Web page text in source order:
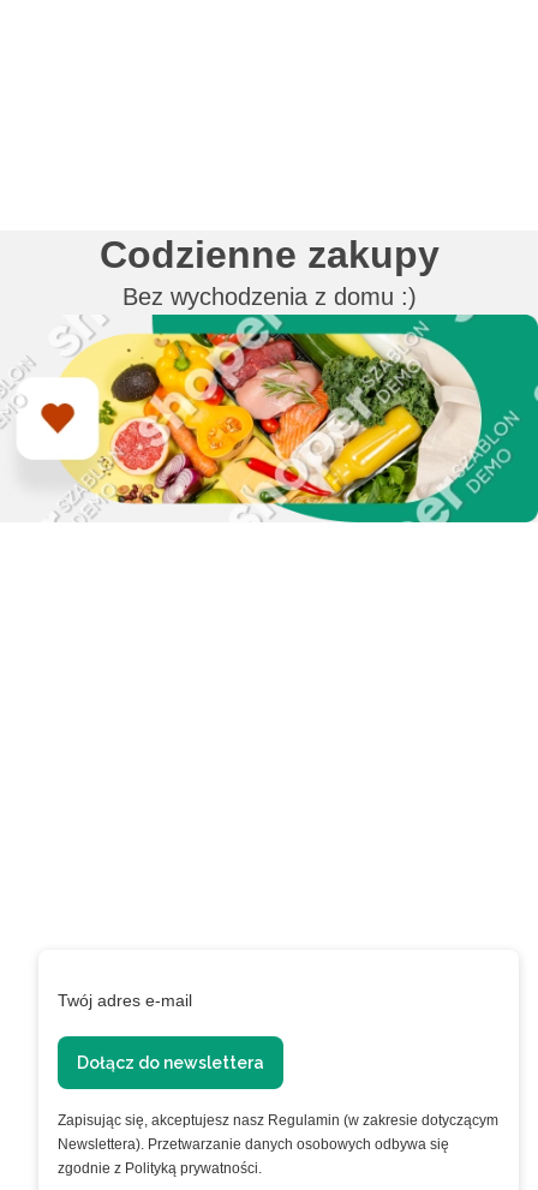
Codzienne zakupy
Bez wychodzenia z domu :)
Twój adres e-mail
Dołącz do newslettera
Zapisując się, akceptujesz nasz Regulamin (w zakresie dotyczącym
Newslettera). Przetwarzanie danych osobowych odbywa się
zgodnie z Polityką prywatności.